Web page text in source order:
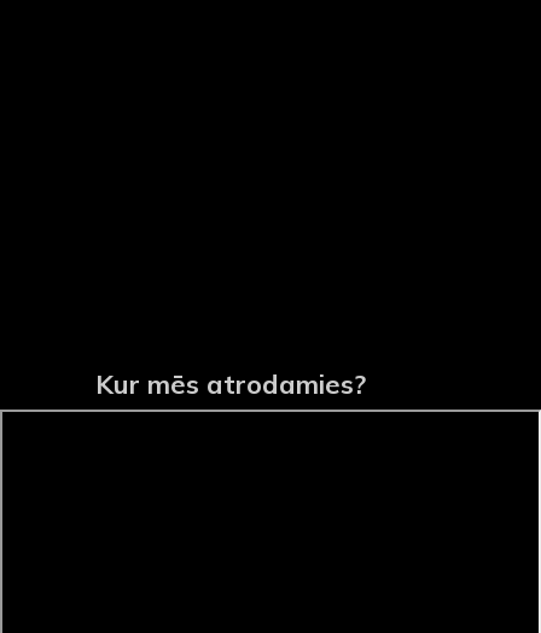
Kur mēs atrodamies?